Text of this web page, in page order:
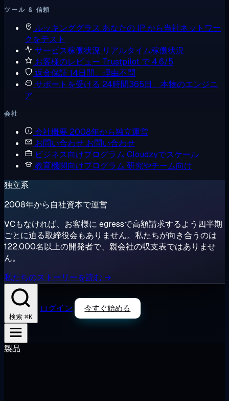
ツール & 信頼
ルッキンググラス あなたの IP から当社ネットワー
クをテスト
サービス稼働状況 リアルタイム稼働状況
お客様のレビュー Trustpilot で 4.6/5
返金保証 14日間、理由不問
サポートを受ける 24時間365日、本物のエンジニ
ア
会社
会社概要 2008年から独立運営
お問い合わせ お問い合わせ
ビジネス向けプログラム Cloudzyでスケール
教育機関向けプログラム 研究やチーム向け
独立系
2008年から自社資本で運営
VCもなければ、お客様に egressで高額請求するよう四半期
ごとに迫る取締役会もありません。私たちが向き合うのは
122,000名以上の開発者で、親会社の収支表ではありませ
ん。
私たちのストーリーを読む →
検索 ⌘K
ログイン 今すぐ始める
製品